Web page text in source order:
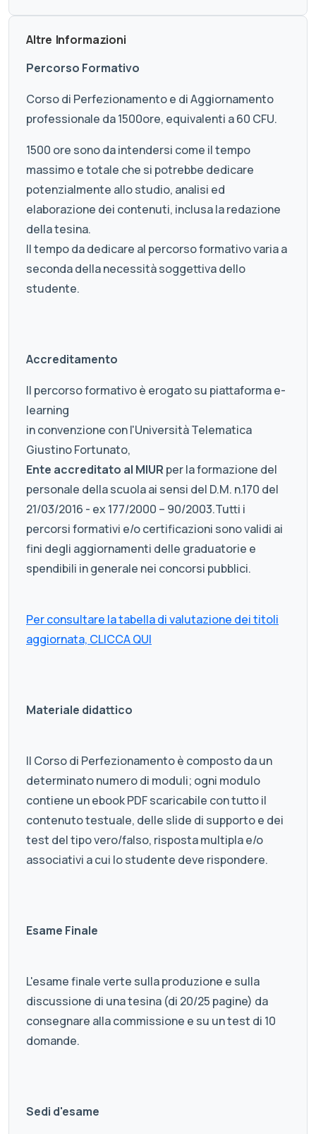
Altre Informazioni
Percorso Formativo
Corso di Perfezionamento e di Aggiornamento
professionale da 1500ore, equivalenti a 60 CFU.
1500 ore sono da intendersi come il tempo
massimo e totale che si potrebbe dedicare
potenzialmente allo studio, analisi ed
elaborazione dei contenuti, inclusa la redazione
della tesina.
Il tempo da dedicare al percorso formativo varia a
seconda della necessità soggettiva dello
studente.
Accreditamento
Il percorso formativo è erogato su piattaforma e-
learning
in convenzione con l'Università Telematica
Giustino Fortunato,
Ente accreditato al MIUR per la formazione del
personale della scuola ai sensi del D.M. n.170 del
21/03/2016 - ex 177/2000 – 90/2003.Tutti i
percorsi formativi e/o certificazioni sono validi ai
fini degli aggiornamenti delle graduatorie e
spendibili in generale nei concorsi pubblici.
Per consultare la tabella di valutazione dei titoli
aggiornata, CLICCA QUI
Materiale didattico
Il Corso di Perfezionamento è composto da un
determinato numero di moduli; ogni modulo
contiene un ebook PDF scaricabile con tutto il
contenuto testuale, delle slide di supporto e dei
test del tipo vero/falso, risposta multipla e/o
associativi a cui lo studente deve rispondere.
Esame Finale
L'esame finale verte sulla produzione e sulla
discussione di una tesina (di 20/25 pagine) da
consegnare alla commissione e su un test di 10
domande.
Sedi d'esame